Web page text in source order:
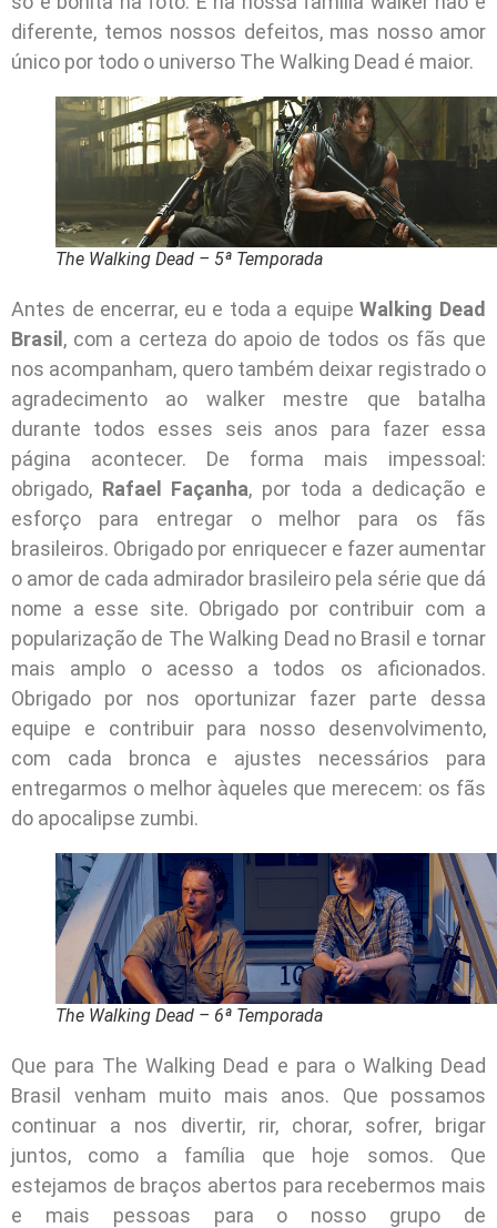
diferente, temos nossos defeitos, mas nosso amor
único por todo o universo The Walking Dead é maior.
The Walking Dead – 5ª Temporada
Antes de encerrar, eu e toda a equipeWalking Dead
Brasil , com a certeza do apoio de todos os fãs que
nos acompanham, quero também deixar registrado o
agradecimento ao walker mestre que batalha
durante todos esses seis anos para fazer essa
página acontecer. De forma mais impessoal:
obrigado, Rafael Façanha, por toda a dedicação e
esforço para entregar o melhor para os fãs
brasileiros. Obrigado por enriquecer e fazer aumentar
o amor de cada admirador brasileiro pela série que dá
nome a esse site. Obrigado por contribuir com a
popularização de The Walking Dead no Brasil e tornar
mais amplo o acesso a todos os aficionados.
Obrigado por nos oportunizar fazer parte dessa
equipe e contribuir para nosso desenvolvimento,
com cada bronca e ajustes necessários para
entregarmos o melhor àqueles que merecem: os fãs
do apocalipse zumbi.
The Walking Dead – 6ª Temporada
Que para The Walking Dead e para o Walking Dead
Brasil venham muito mais anos. Que possamos
continuar a nos divertir, rir, chorar, sofrer, brigar
juntos, como a família que hoje somos. Que
estejamos de braços abertos para recebermos mais
e mais pessoas para o nosso grupo de